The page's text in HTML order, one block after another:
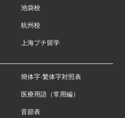
池袋校
杭州校
上海プチ留学
簡体字·繁体字対照表
医療用語（常用編）
音節表